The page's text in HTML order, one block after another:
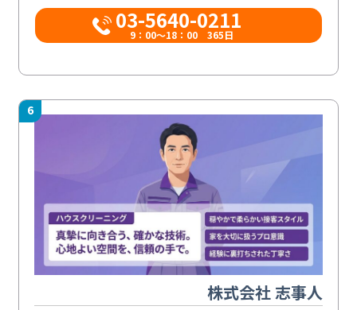
03-5640-0211
9：00～18：00 365日
6
株式会社 志事人